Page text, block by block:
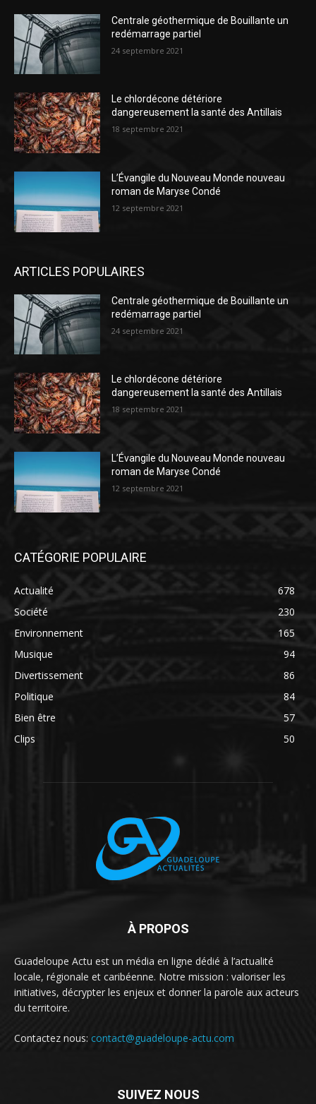
Centrale géothermique de Bouillante un
redémarrage partiel
24 septembre 2021
Le chlordécone détériore
dangereusement la santé des Antillais
18 septembre 2021
L’Évangile du Nouveau Monde nouveau
roman de Maryse Condé
12 septembre 2021
ARTICLES POPULAIRES
Centrale géothermique de Bouillante un
redémarrage partiel
24 septembre 2021
Le chlordécone détériore
dangereusement la santé des Antillais
18 septembre 2021
L’Évangile du Nouveau Monde nouveau
roman de Maryse Condé
12 septembre 2021
CATÉGORIE POPULAIRE
Actualité
678
Société
230
Environnement
165
Musique
94
Divertissement
86
Politique
84
Bien être
57
Clips
50
À PROPOS
Guadeloupe Actu est un média en ligne dédié à l’actualité
locale, régionale et caribéenne. Notre mission : valoriser les
initiatives, décrypter les enjeux et donner la parole aux acteurs
du territoire.
Contactez nous: contact@guadeloupe-actu.com
SUIVEZ NOUS